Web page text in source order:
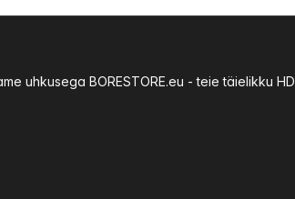
uhkusega BORESTORE.eu - teie täielikku